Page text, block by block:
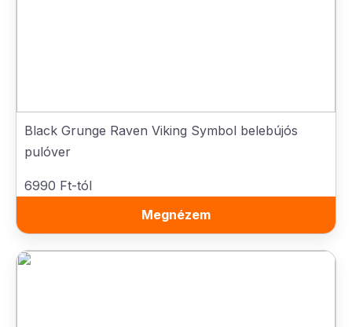
Black Grunge Raven Viking Symbol belebújós
pulóver
6990 Ft-tól
Megnézem